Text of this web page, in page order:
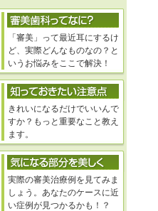
「審美」って最近耳にするけ
ど、実際どんなものなの？と
いうお悩みをここで解決！
きれいになるだけでいいんで
すか？もっと重要なこと教え
ます。
実際の審美治療例を見てみま
しょう。あなたのケースに近
い症例が見つかるかも！？